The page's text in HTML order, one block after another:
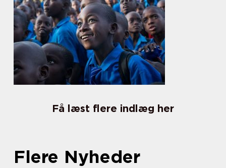
Få læst flere indlæg her
Flere Nyheder